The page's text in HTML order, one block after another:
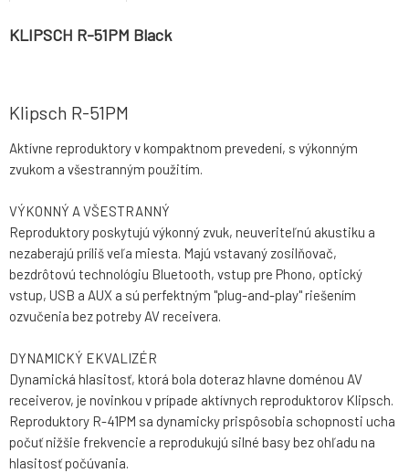
KLIPSCH R-51PM Black
Klipsch R-51PM
Aktívne reproduktory v kompaktnom prevedení, s výkonným
zvukom a všestranným použitím.
VÝKONNÝ A VŠESTRANNÝ
Reproduktory poskytujú výkonný zvuk, neuveriteľnú akustiku a
nezaberajú príliš veľa miesta. Majú vstavaný zosilňovač,
bezdrôtovú technológiu Bluetooth, vstup pre Phono, optický
vstup, USB a AUX a sú perfektným "plug-and-play" riešením
ozvučenia bez potreby AV receivera.
DYNAMICKÝ EKVALIZÉR
Dynamická hlasitosť, ktorá bola doteraz hlavne doménou AV
receiverov, je novinkou v prípade aktívnych reproduktorov Klipsch.
Reproduktory R-41PM sa dynamicky prispôsobia schopnosti ucha
počuť nižšie frekvencie a reprodukujú silné basy bez ohľadu na
hlasitosť počúvania.